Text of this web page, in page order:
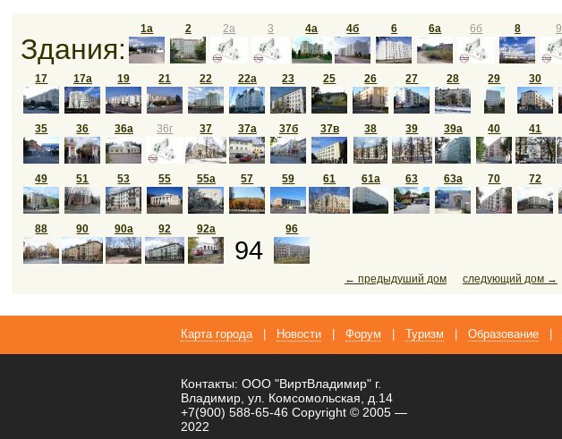
Здания:
1а 2 2а 3 4а 4б 6 6а 6б 8 9
17 17а 19 21 22 22а 23 25 26 27 28 29 30
35 36 36а 36г 37 37а 37б 37в 38 39 39а 40 41
49 51 53 55 55а 57 59 61 61а 63 63а 70 72
88 90 90а 92 92а
94
96
← предыдуший дом следующий дом →
Карта города Новости Форум Туризм Образование
Контакты: ООО "ВиртВладимир" г.
Владимир, ул. Комсомольская, д.14
+7(900) 588-65-46 Copyright © 2005 —
2022